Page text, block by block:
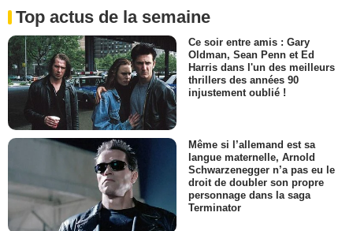
Top actus de la semaine
Ce soir entre amis : Gary
Oldman, Sean Penn et Ed
Harris dans l'un des meilleurs
thrillers des années 90
injustement oublié !
Même si l’allemand est sa
langue maternelle, Arnold
Schwarzenegger n’a pas eu le
droit de doubler son propre
personnage dans la saga
Terminator